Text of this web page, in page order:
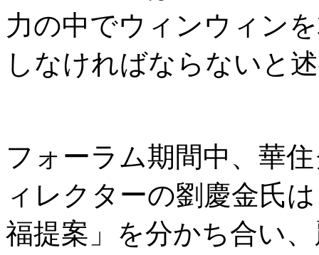
力の中でウィンウィン
しなければならないと
フォーラム期間中、華
ィレクターの劉慶金氏
福提案」を分かち合い